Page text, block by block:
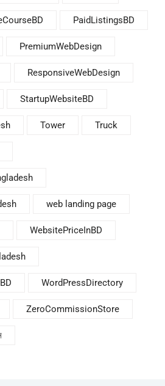
PaidListingsBD
PremiumWebDesign
ResponsiveWebDesign
StartupWebsiteBD
Tower Truck
web landing page
WebsitePriceInBD
WordPressDirectory
ZeroCommissionStore